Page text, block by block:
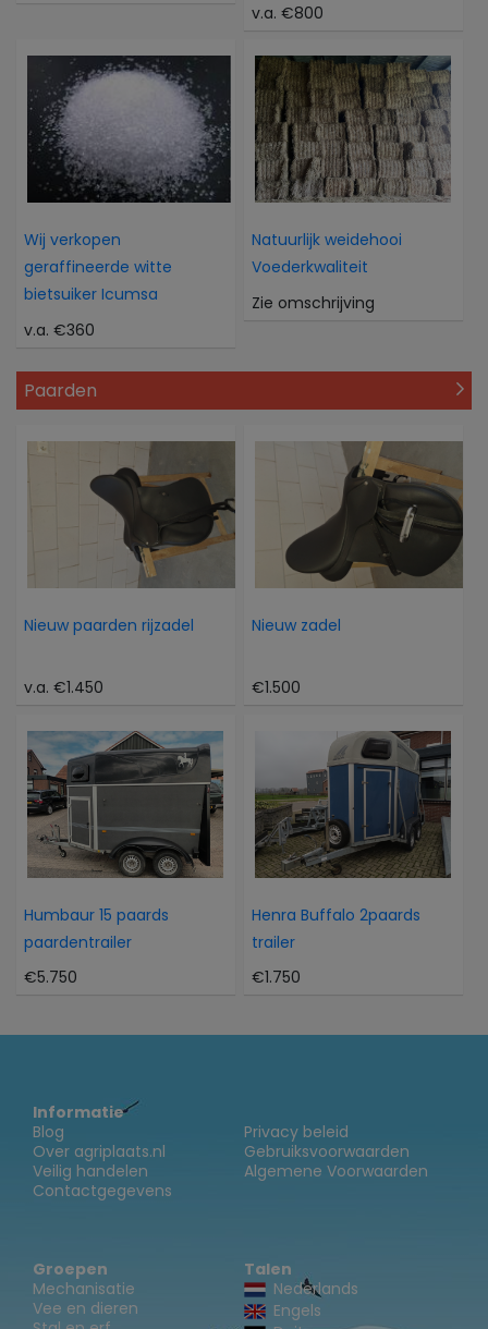
v.a. €800
Wij verkopen
geraffineerde witte
bietsuiker Icumsa
v.a. €360
Natuurlijk weidehooi
Voederkwaliteit
Zie omschrijving
Paarden
Nieuw paarden rijzadel
v.a. €1.450
Nieuw zadel
€1.500
Humbaur 15 paards
paardentrailer
€5.750
Henra Buffalo 2paards
trailer
€1.750
Informatie
Blog
Over agriplaats.nl
Veilig handelen
Contactgegevens
Privacy beleid
Gebruiksvoorwaarden
Algemene Voorwaarden
Groepen
Mechanisatie
Vee en dieren
Talen
Nederlands
Engels